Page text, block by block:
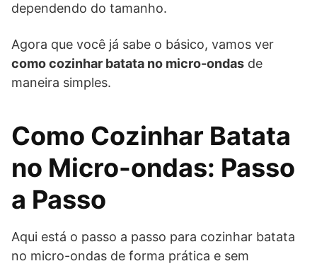
dependendo do tamanho.
Agora que você já sabe o básico, vamos ver
como cozinhar batata no micro-ondas de
maneira simples.
Como Cozinhar Batata
no Micro-ondas: Passo
a Passo
Aqui está o passo a passo para cozinhar batata
no micro-ondas de forma prática e sem